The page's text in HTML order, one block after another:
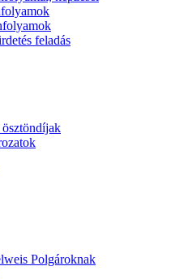
feladás
Polgároknak